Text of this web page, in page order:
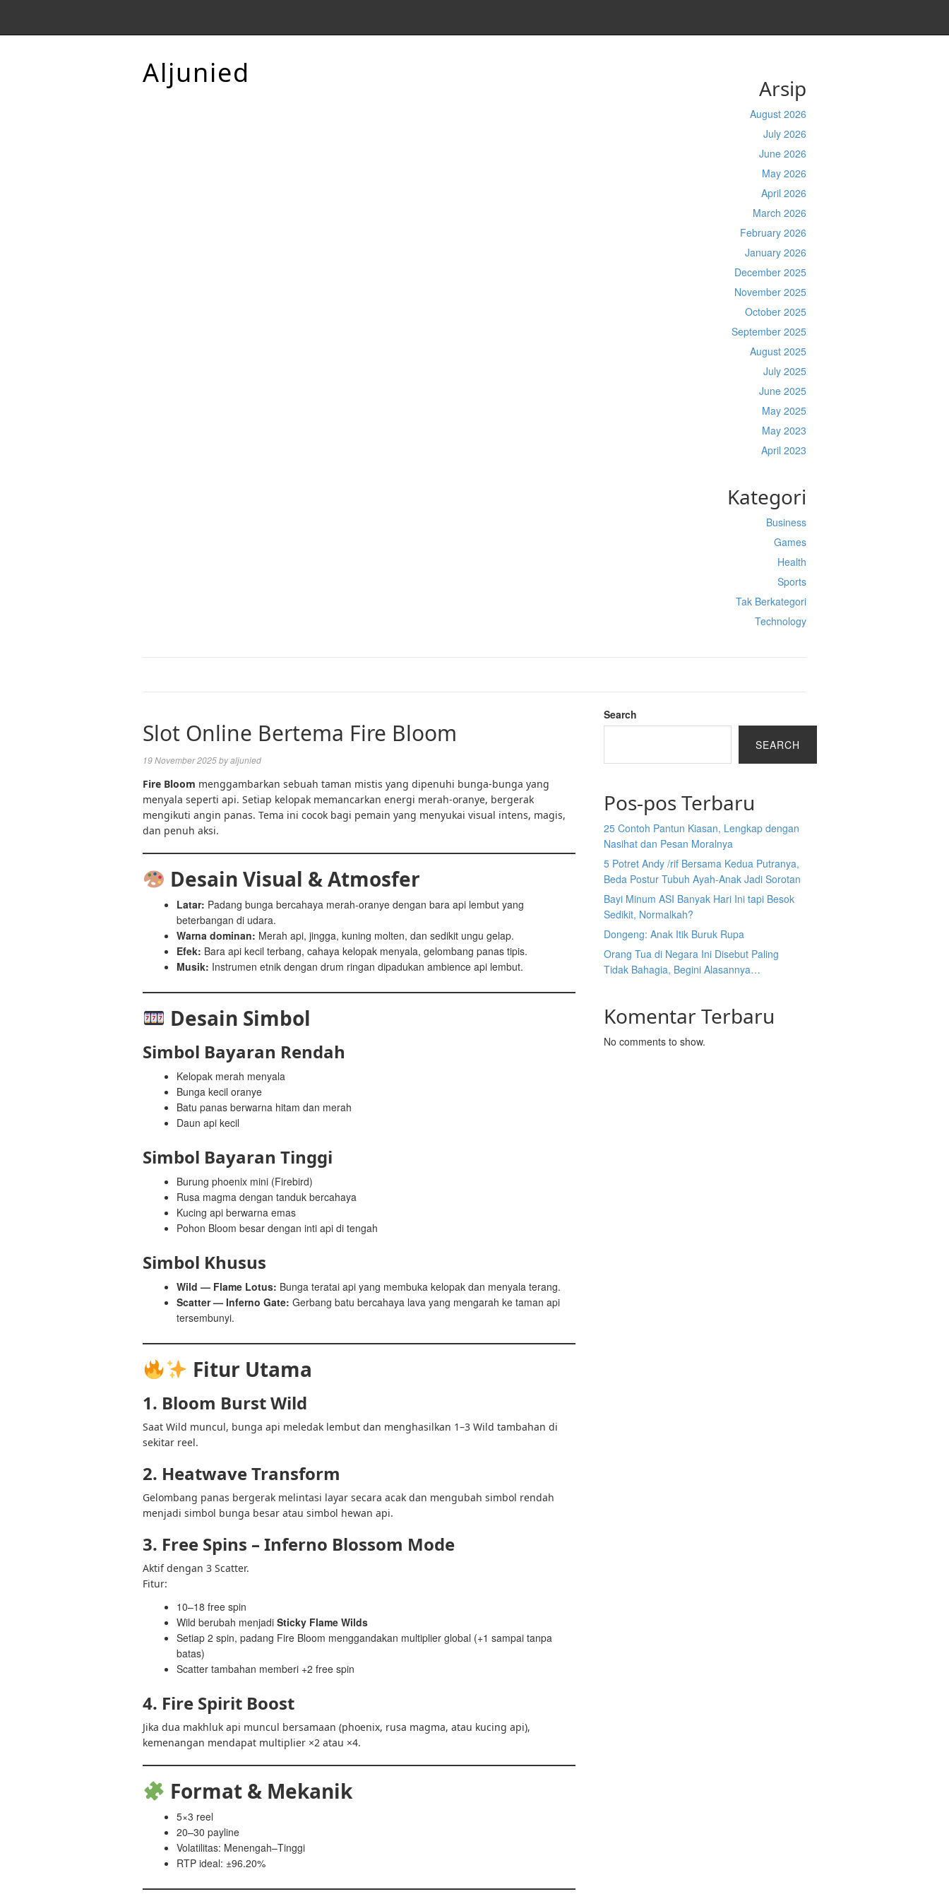
Aljunied Arsip
August 2026
July 2026
June 2026
May 2026
April 2026
March 2026
February 2026
January 2026
December 2025
November 2025
October 2025
September 2025
August 2025
July 2025
June 2025
May 2025
May 2023
April 2023
Kategori
Business
Games
Health
Sports
Tak Berkategori
Technology
Slot Online Bertema Fire Bloom
19 November 2025byaljunied
Fire Bloom menggambarkan sebuah taman mistis yang dipenuhi bunga-bunga yang
menyala seperti api. Setiap kelopak memancarkan energi merah-oranye, bergerak
mengikuti angin panas. Tema ini cocok bagi pemain yang menyukai visual intens, magis,
dan penuh aksi.
Desain Visual & Atmosfer
Latar: Padang bunga bercahaya merah-oranye dengan bara api lembut yang
beterbangan di udara.
Warna dominan: Merah api, jingga, kuning molten, dan sedikit ungu gelap.
Efek: Bara api kecil terbang, cahaya kelopak menyala, gelombang panas tipis.
Musik: Instrumen etnik dengan drum ringan dipadukan ambience api lembut.
Desain Simbol
Simbol Bayaran Rendah
Kelopak merah menyala
Bunga kecil oranye
Batu panas berwarna hitam dan merah
Daun api kecil
Simbol Bayaran Tinggi
Burung phoenix mini (Firebird)
Rusa magma dengan tanduk bercahaya
Kucing api berwarna emas
Pohon Bloom besar dengan inti api di tengah
Simbol Khusus
Wild — Flame Lotus: Bunga teratai api yang membuka kelopak dan menyala terang.
Scatter — Inferno Gate: Gerbang batu bercahaya lava yang mengarah ke taman api
tersembunyi.
Fitur Utama
1. Bloom Burst Wild
Saat Wild muncul, bunga api meledak lembut dan menghasilkan 1–3 Wild tambahan di
sekitar reel.
2. Heatwave Transform
Gelombang panas bergerak melintasi layar secara acak dan mengubah simbol rendah
menjadi simbol bunga besar atau simbol hewan api.
3. Free Spins – Inferno Blossom Mode
Aktif dengan 3 Scatter.
Fitur:
10–18 free spin
Wild berubah menjadi Sticky Flame Wilds
Setiap 2 spin, padang Fire Bloom menggandakan multiplier global (+1 sampai tanpa
batas)
Scatter tambahan memberi +2 free spin
4. Fire Spirit Boost
Jika dua makhluk api muncul bersamaan (phoenix, rusa magma, atau kucing api),
kemenangan mendapat multiplier ×2 atau ×4.
Format & Mekanik
5×3 reel
20–30 payline
Volatilitas: Menengah–Tinggi
RTP ideal: ±96.20%
Search
SEARCH
Pos-pos Terbaru
25 Contoh Pantun Kiasan, Lengkap dengan
Nasihat dan Pesan Moralnya
5 Potret Andy /rif Bersama Kedua Putranya,
Beda Postur Tubuh Ayah-Anak Jadi Sorotan
Bayi Minum ASI Banyak Hari Ini tapi Besok
Sedikit, Normalkah?
Dongeng: Anak Itik Buruk Rupa
Orang Tua di Negara Ini Disebut Paling
Tidak Bahagia, Begini Alasannya…
Komentar Terbaru
No comments to show.